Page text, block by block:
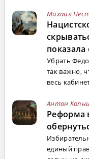
Михаил
Убрать
так важно,
весь
Антон
Реформа
единый